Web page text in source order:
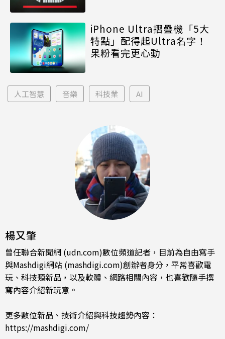
iPhone Ultra摺疊機「5大
特點」配得起Ultra名字！
果粉看完更心動
人工智慧 音樂 科技業 AI
楊又肇
曾任聯合新聞網 (udn.com)數位頻道記者，目前為自由寫手
與Mashdigi網站 (mashdigi.com)創辦者身分，平常喜歡電
玩、科技類新品，以及軟體、網路相關內容，也喜歡隨手撰
寫內容介紹新玩意。
更多數位新品、技術介紹與科技趨勢內容：
https://mashdigi.com/